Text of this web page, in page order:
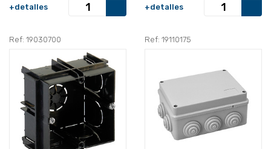
+detalles +detalles
Ref: 19030700 Ref: 19110175